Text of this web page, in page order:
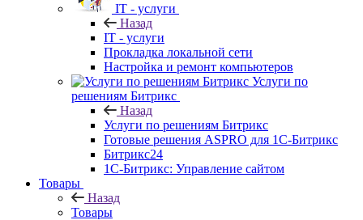
IT - услуги
Назад
IT - услуги
Прокладка локальной сети
Настройка и ремонт компьютеров
Услуги по
решениям Битрикс
Назад
Услуги по решениям Битрикс
Готовые решения ASPRO для 1С-Битрикс
Битрикс24
1С-Битрикс: Управление сайтом
Товары
Назад
Товары